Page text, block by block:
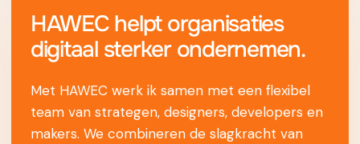
HAWEC helpt organisaties
digitaal sterker ondernemen.
Met HAWEC werk ik samen met een flexibel
team van strategen, designers, developers en
makers. We combineren de slagkracht van